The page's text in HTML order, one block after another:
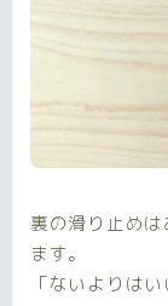
裏の滑り止め
ます。
「ないよりはい